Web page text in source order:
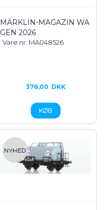
MÄRKLIN-MAGAZIN WA
GEN 2026
Vare nr. MA048526
376,00 DKK